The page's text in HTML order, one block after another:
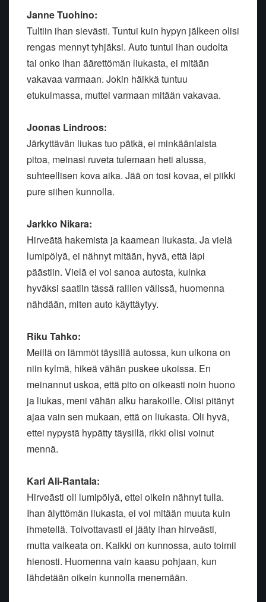
Janne Tuohino:
Tultiin ihan sievästi. Tuntui kuin hypyn jälkeen olisi
rengas mennyt tyhjäksi. Auto tuntui ihan oudolta
tai onko ihan äärettömän liukasta, ei mitään
vakavaa varmaan. Jokin häikkä tuntuu
etukulmassa, muttei varmaan mitään vakavaa.
Joonas Lindroos:
Järkyttävän liukas tuo pätkä, ei minkäänlaista
pitoa, meinasi ruveta tulemaan heti alussa,
suhteellisen kova aika. Jää on tosi kovaa, ei piikki
pure siihen kunnolla.
Jarkko Nikara:
Hirveätä hakemista ja kaamean liukasta. Ja vielä
lumipölyä, ei nähnyt mitään, hyvä, että läpi
päästiin. Vielä ei voi sanoa autosta, kuinka
hyväksi saatiin tässä rallien välissä, huomenna
nähdään, miten auto käyttäytyy.
Riku Tahko:
Meillä on lämmöt täysillä autossa, kun ulkona on
niin kylmä, hikeä vähän puskee ukoissa. En
meinannut uskoa, että pito on oikeasti noin huono
ja liukas, meni vähän alku harakoille. Olisi pitänyt
ajaa vain sen mukaan, että on liukasta. Oli hyvä,
ettei nypystä hypätty täysillä, rikki olisi voinut
mennä.
Kari Ali-Rantala:
Hirveästi oli lumipölyä, ettei oikein nähnyt tulla.
Ihan älyttömän liukasta, ei voi mitään muuta kuin
ihmetellä. Toivottavasti ei jääty ihan hirveästi,
mutta vaikeata on. Kaikki on kunnossa, auto toimii
hienosti. Huomenna vain kaasu pohjaan, kun
lähdetään oikein kunnolla menemään.